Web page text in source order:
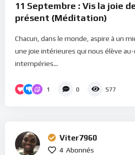
11 Septembre : Vis la joie
présent (Méditation)
Chacun, dans le monde, aspire à un
une joie intérieures qui nous élève
intempéries...
1 0 577
Viter7960
4 Abonnés